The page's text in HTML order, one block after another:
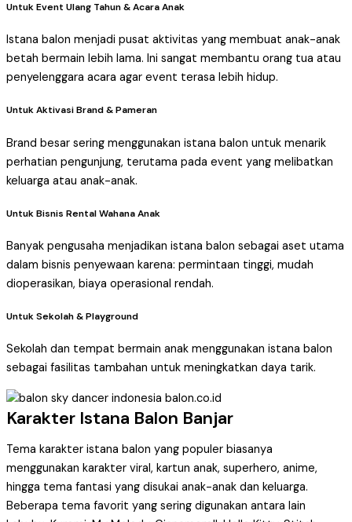
Untuk Event Ulang Tahun & Acara Anak
Istana balon menjadi pusat aktivitas yang membuat anak-anak
betah bermain lebih lama. Ini sangat membantu orang tua atau
penyelenggara acara agar event terasa lebih hidup.
Untuk Aktivasi Brand & Pameran
Brand besar sering menggunakan istana balon untuk menarik
perhatian pengunjung, terutama pada event yang melibatkan
keluarga atau anak-anak.
Untuk Bisnis Rental Wahana Anak
Banyak pengusaha menjadikan istana balon sebagai aset utama
dalam bisnis penyewaan karena: permintaan tinggi, mudah
dioperasikan, biaya operasional rendah.
Untuk Sekolah & Playground
Sekolah dan tempat bermain anak menggunakan istana balon
sebagai fasilitas tambahan untuk meningkatkan daya tarik.
Karakter Istana Balon Banjar
Tema karakter istana balon yang populer biasanya
menggunakan karakter viral, kartun anak, superhero, anime,
hingga tema fantasi yang disukai anak-anak dan keluarga.
Beberapa tema favorit yang sering digunakan antara lain